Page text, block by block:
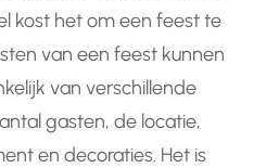
kost het om een feest te
van een feest kunnen
van verschillende
gasten, de locatie,
en decoraties. Het is